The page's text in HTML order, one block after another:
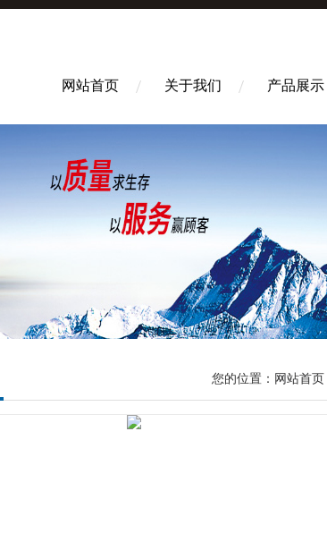
网站首页 关于我们 产品展示
您的位置： 网站首页